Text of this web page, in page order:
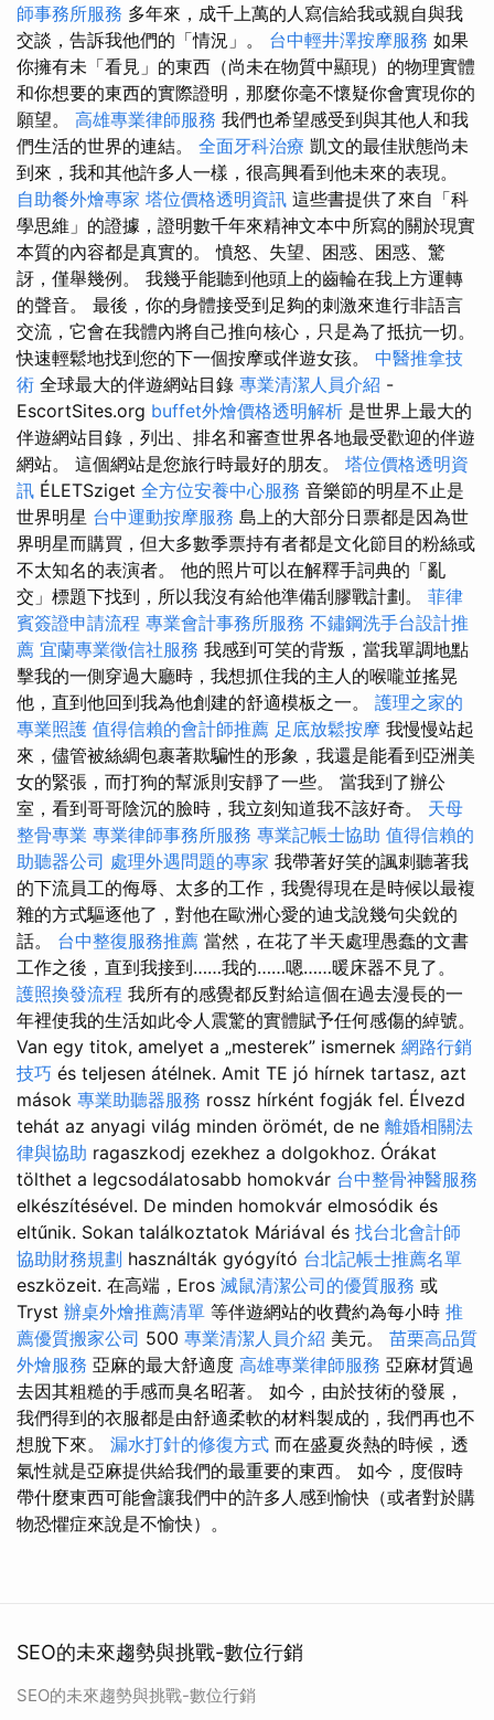
師事務所服務 多年來，成千上萬的人寫信給我或親自與我
交談，告訴我他們的「情況」。 台中輕井澤按摩服務 如果
你擁有未「看見」的東西（尚未在物質中顯現）的物理實體
和你想要的東西的實際證明，那麼你毫不懷疑你會實現你的
願望。 高雄專業律師服務 我們也希望感受到與其他人和我
們生活的世界的連結。 全面牙科治療 凱文的最佳狀態尚未
到來，我和其他許多人一樣，很高興看到他未來的表現。
自助餐外燴專家 塔位價格透明資訊 這些書提供了來自「科
學思維」的證據，證明數千年來精神文本中所寫的關於現實
本質的內容都是真實的。 憤怒、失望、困惑、困惑、驚
訝，僅舉幾例。 我幾乎能聽到他頭上的齒輪在我上方運轉
的聲音。 最後，你的身體接受到足夠的刺激來進行非語言
交流，它會在我體內將自己推向核心，只是為了抵抗一切。
快速輕鬆地找到您的下一個按摩或伴遊女孩。 中醫推拿技
術 全球最大的伴遊網站目錄 專業清潔人員介紹 -
EscortSites.org buffet外燴價格透明解析 是世界上最大的
伴遊網站目錄，列出、排名和審查世界各地最受歡迎的伴遊
網站。 這個網站是您旅行時最好的朋友。 塔位價格透明資
訊 ÉLETSziget 全方位安養中心服務 音樂節的明星不止是
世界明星 台中運動按摩服務 島上的大部分日票都是因為世
界明星而購買，但大多數季票持有者都是文化節目的粉絲或
不太知名的表演者。 他的照片可以在解釋手詞典的「亂
交」標題下找到，所以我沒有給他準備刮膠戰計劃。 菲律
賓簽證申請流程 專業會計事務所服務 不鏽鋼洗手台設計推
薦 宜蘭專業徵信社服務 我感到可笑的背叛，當我單調地點
擊我的一側穿過大廳時，我想抓住我的主人的喉嚨並搖晃
他，直到他回到我為他創建的舒適模板之一。 護理之家的
專業照護 值得信賴的會計師推薦 足底放鬆按摩 我慢慢站起
來，儘管被絲綢包裹著欺騙性的形象，我還是能看到亞洲美
女的緊張，而打狗的幫派則安靜了一些。 當我到了辦公
室，看到哥哥陰沉的臉時，我立刻知道我不該好奇。 天母
整骨專業 專業律師事務所服務 專業記帳士協助 值得信賴的
助聽器公司 處理外遇問題的專家 我帶著好笑的諷刺聽著我
的下流員工的侮辱、太多的工作，我覺得現在是時候以最複
雜的方式驅逐他了，對他在歐洲心愛的迪戈說幾句尖銳的
話。 台中整復服務推薦 當然，在花了半天處理愚蠢的文書
工作之後，直到我接到……我的……嗯……暖床器不見了。
護照換發流程 我所有的感覺都反對給這個在過去漫長的一
年裡使我的生活如此令人震驚的實體賦予任何感傷的綽號。
Van egy titok, amelyet a „mesterek” ismernek 網路行銷
技巧 és teljesen átélnek. Amit TE jó hírnek tartasz, azt
mások 專業助聽器服務 rossz hírként fogják fel. Élvezd
tehát az anyagi világ minden örömét, de ne 離婚相關法
律與協助 ragaszkodj ezekhez a dolgokhoz. Órákat
tölthet a legcsodálatosabb homokvár 台中整骨神醫服務
elkészítésével. De minden homokvár elmosódik és
eltűnik. Sokan találkoztatok Máriával és 找台北會計師
協助財務規劃 használták gyógyító 台北記帳士推薦名單
eszközeit. 在高端，Eros 滅鼠清潔公司的優質服務 或
Tryst 辦桌外燴推薦清單 等伴遊網站的收費約為每小時 推
薦優質搬家公司 500 專業清潔人員介紹 美元。 苗栗高品質
外燴服務 亞麻的最大舒適度 高雄專業律師服務 亞麻材質過
去因其粗糙的手感而臭名昭著。 如今，由於技術的發展，
我們得到的衣服都是由舒適柔軟的材料製成的，我們再也不
想脫下來。 漏水打針的修復方式 而在盛夏炎熱的時候，透
氣性就是亞麻提供給我們的最重要的東西。 如今，度假時
帶什麼東西可能會讓我們中的許多人感到愉快（或者對於購
物恐懼症來說是不愉快）。
SEO的未來趨勢與挑戰-數位行銷
SEO的未來趨勢與挑戰-數位行銷